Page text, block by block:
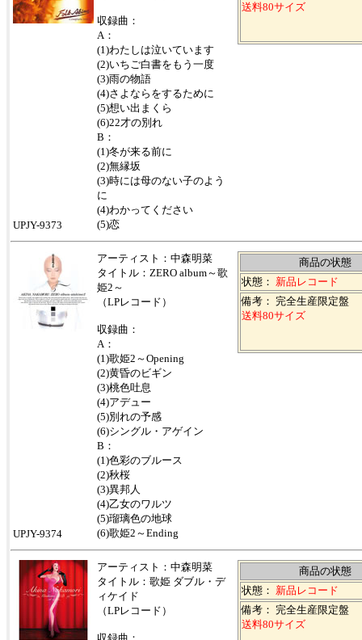
収録曲：
A：
(1)わたしは泣いています
(2)いちご白書をもう一度
(3)雨の物語
(4)さよならをするために
(5)想い出まくら
(6)22才の別れ
B：
(1)冬が来る前に
(2)無縁坂
(3)時には母のない子のよう
に
(4)わかってください
(5)恋
送料80サイズ
UPJY-9373
アーティスト：中森明菜
タイトル：ZERO album～歌
姫2～
（LPレコード）
収録曲：
A：
(1)歌姫2～Opening
(2)黄昏のビギン
(3)桃色吐息
(4)アデュー
(5)別れの予感
(6)シングル・アゲイン
B：
(1)色彩のブルース
(2)秋桜
(3)異邦人
(4)乙女のワルツ
(5)瑠璃色の地球
(6)歌姫2～Ending
商品の状態
状態： 新品レコード
備考： 完全生産限定盤
送料80サイズ
UPJY-9374
アーティスト：中森明菜
タイトル：歌姫 ダブル・デ
ィケイド
（LPレコード）
商品の状態
状態： 新品レコード
備考： 完全生産限定盤
送料80サイズ